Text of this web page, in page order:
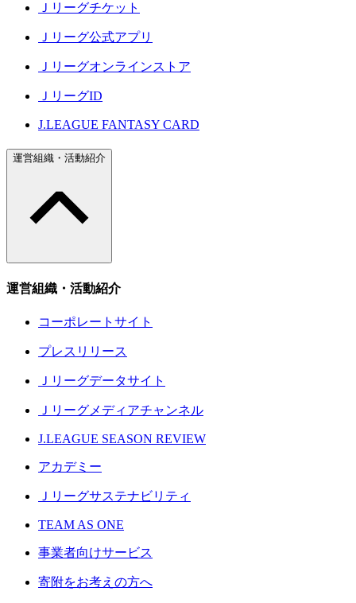
Ｊリーグチケット
Ｊリーグ公式アプリ
Ｊリーグオンラインストア
ＪリーグID
J.LEAGUE FANTASY CARD
運営組織・活動紹介
運営組織・活動紹介
コーポレートサイト
プレスリリース
Ｊリーグデータサイト
Ｊリーグメディアチャンネル
J.LEAGUE SEASON REVIEW
アカデミー
Ｊリーグサステナビリティ
TEAM AS ONE
事業者向けサービス
寄附をお考えの方へ